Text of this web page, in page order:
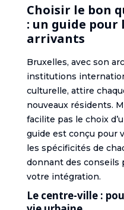
Choisir le bon
: un guide pour
arrivants
Bruxelles, avec son
institutions
culturelle, attire
nouveaux résidents.
facilite pas le choix
guide est conçu pour
les spécificités de
donnant des conseils
votre intégration.
Le centre-ville :